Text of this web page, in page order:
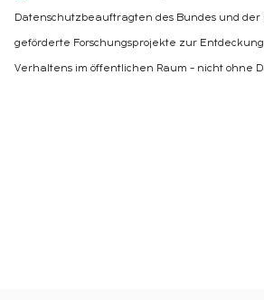
Datenschutzbeauftragten des Bundes und der
geförderte Forschungsprojekte zur
Verhaltens im öffentlichen Raum – nicht ohne